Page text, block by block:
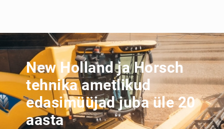
New Holland ja Horsch
tehnika ametlikud
edasimüüjad juba üle 20
aasta